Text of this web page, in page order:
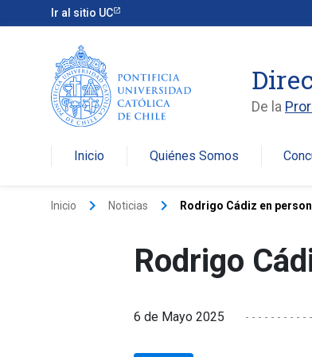
Ir al sitio UC
De la
Inicio Quiénes Somos
Inicio keyboard_arrow_right Noticias keyboard_arrow_right Rodrigo Cádiz en
Rodrigo
6 de Mayo 2025